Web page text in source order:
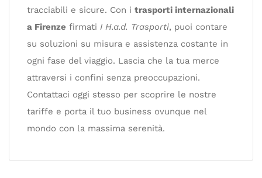
tracciabili e sicure. Con i trasporti internazionali
a Firenze firmati I H.a.d. Trasporti, puoi contare
su soluzioni su misura e assistenza costante in
ogni fase del viaggio. Lascia che la tua merce
attraversi i confini senza preoccupazioni.
Contattaci oggi stesso per scoprire le nostre
tariffe e porta il tuo business ovunque nel
mondo con la massima serenità.